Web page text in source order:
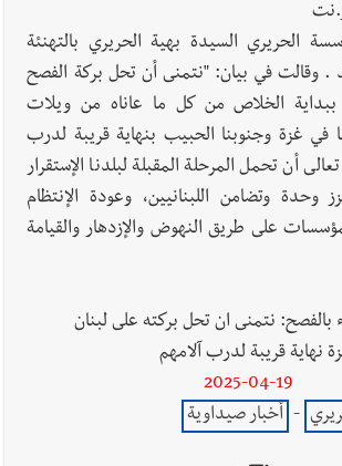
الأميركي ترامب يحذّر إيران من ضربة قوية...
مع عُمان مؤجّل ما دامت التهديدات مستمرّة
الحريري السيدة بهية الحريري بالتهنئة
. وقالت في بيان: "نتمنى أن تحل بركة الفصح
ببداية الخلاص من كل ما عاناه من ويلات
في غزة وجنوبنا الحبيب بنهاية قريبة لدرب
أن تحمل المرحلة المقبلة لبلدنا الإستقرار
وحدة وتضامن اللبنانيين، وعودة الإنتظام
على طريق النهوض والإزدهار والقيامة
بالفصح: نتمنى ان تحل بركته على لبنان
نهاية قريبة لدرب آلامهم
2025-04-19
- أخبار صيداوية